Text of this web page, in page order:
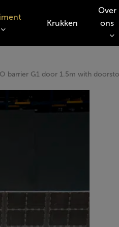
Krukken
Over
ons
barrier G1 door 1.5m with